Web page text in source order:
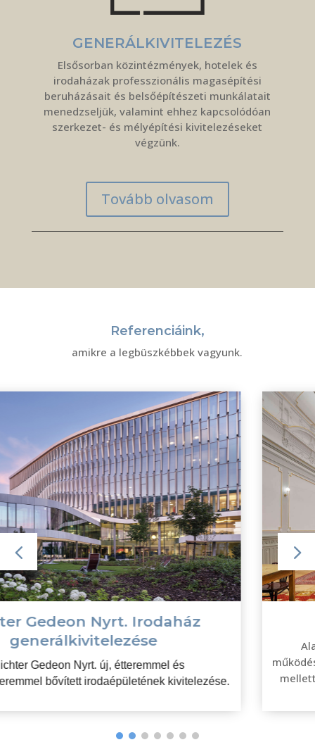
GENERÁLKIVITELEZÉS
Elsősorban közintézmények, hotelek és
irodaházak professzionális magasépítési
beruházásait és belsőépítészeti munkálatait
menedzseljük, valamint ehhez kapcsolódóan
szerkezet- és mélyépítési kivitelezéseket
végzünk.
Tovább olvasom
Referenciáink,
amikre a legbüszkébbek vagyunk.
Irányi Palota felújítása
Alapvető célkitűzésünk volt, hogy a 21. századi
működésnek megfelelő anyagok és technológia beépítése
mellett megtartsuk a 120 éves épületszerkezet egyedi,